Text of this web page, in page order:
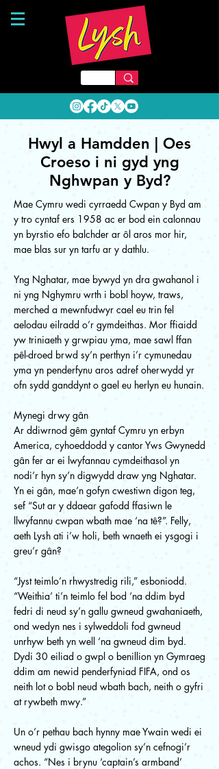
Hwyl a Hamdden | Oes
Croeso i ni gyd yng
Nghwpan y Byd?
Mae Cymru wedi cyrraedd Cwpan y Byd am
y tro cyntaf ers 1958 ac er bod ein calonnau
yn byrstio efo balchder ar ôl aros mor hir,
mae blas sur yn tarfu ar y dathlu.
Yng Nghatar, mae bywyd yn dra gwahanol i
ni yng Nghymru wrth i bobl hoyw, traws,
merched a mewnfudwyr cael eu trin fel
aelodau eilradd o’r gymdeithas. Mor ffiaidd
yw triniaeth y grwpiau yma, mae sawl ffan
pêl-droed brwd sy’n perthyn i’r cymunedau
yma yn penderfynu aros adref oherwydd yr
ofn sydd ganddynt o gael eu herlyn eu hunain.
Mynegi drwy gân
Ar ddiwrnod gêm gyntaf Cymru yn erbyn
America, cyhoeddodd y cantor Yws Gwynedd
gân fer ar ei lwyfannau cymdeithasol yn
nodi’r hyn sy’n digwydd draw yng Nghatar.
Yn ei gân, mae’n gofyn cwestiwn digon teg,
sef “Sut ar y ddaear gafodd ffasiwn le
llwyfannu cwpan wbath mae ‘na tê?”. Felly,
aeth Lysh ati i’w holi, beth wnaeth ei ysgogi i
greu’r gân?
“Jyst teimlo’n rhwystredig rili,” esboniodd.
“Weithia’ ti’n teimlo fel bod ‘na ddim byd
fedri di neud sy’n gallu gwneud gwahaniaeth,
ond wedyn nes i sylweddoli fod gwneud
unrhyw beth yn well ‘na gwneud dim byd.
Dydi 30 eiliad o gwpl o benillion yn Gymraeg
ddim am newid penderfyniad FIFA, ond os
neith lot o bobl neud wbath bach, neith o gyfri
at rywbeth mwy.”
Un o’r pethau bach hynny mae Ywain wedi ei
wneud ydi gwisgo ategolion sy’n cefnogi’r
achos. “Nes i brynu ‘captain’s armband’